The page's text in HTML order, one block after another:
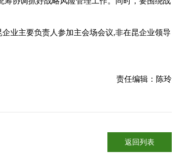
业主要负责人参加主会场会议,非在昆企业领导
责任编辑：陈玲
返回列表